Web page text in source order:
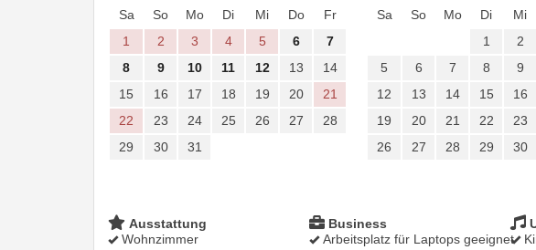
Sa
So Mo Di Mi Do
Fr
1
2 3 4 5 6
7
8
9 10 11 12 13
14
15
16 17 18 19 20
21
22
23 24 25 26 27
28
29
30 31
Sa
So Mo Di Mi
1
2
5
6 7 8 9
12
13 14 15 16
19
20 21 22 23
26
27 28 29 30
Ausstattung
Wohnzimmer
Business
Arbeitsplatz für Laptops geeignet